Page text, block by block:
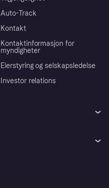
Auto-Track
Kontakt
Kontaktinformasjon for
myndigheter
Eierstyring og selskapsledelse
Investor relations